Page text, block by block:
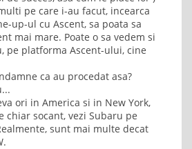
pe care i-au facut, incearca
up-ul cu Ascent, sa poata sa
mai mare. Poate o sa vedem si
pe platforma Ascent-ului, cine
ca au procedat asa?
ori in America si in New York,
chiar socant, vezi Subaru pe
sunt mai multe decat